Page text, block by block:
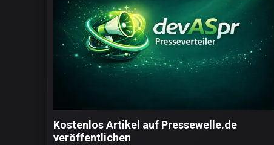
Kostenlos Artikel auf Pressewelle.de
veröffentlichen